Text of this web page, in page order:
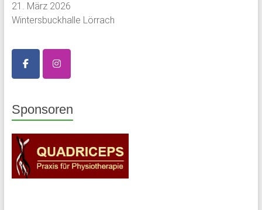
21. März 2026
Wintersbuckhalle Lörrach
Sponsoren